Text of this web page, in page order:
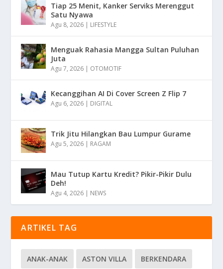
Tiap 25 Menit, Kanker Serviks Merenggut
Satu Nyawa
Agu 8, 2026 | LIFESTYLE
Menguak Rahasia Mangga Sultan Puluhan
Juta
Agu 7, 2026 | OTOMOTIF
Kecanggihan AI Di Cover Screen Z Flip 7
Agu 6, 2026 | DIGITAL
Trik Jitu Hilangkan Bau Lumpur Gurame
Agu 5, 2026 | RAGAM
Mau Tutup Kartu Kredit? Pikir-Pikir Dulu
Deh!
Agu 4, 2026 | NEWS
ARTIKEL TAG
ANAK-ANAK ASTON VILLA BERKENDARA